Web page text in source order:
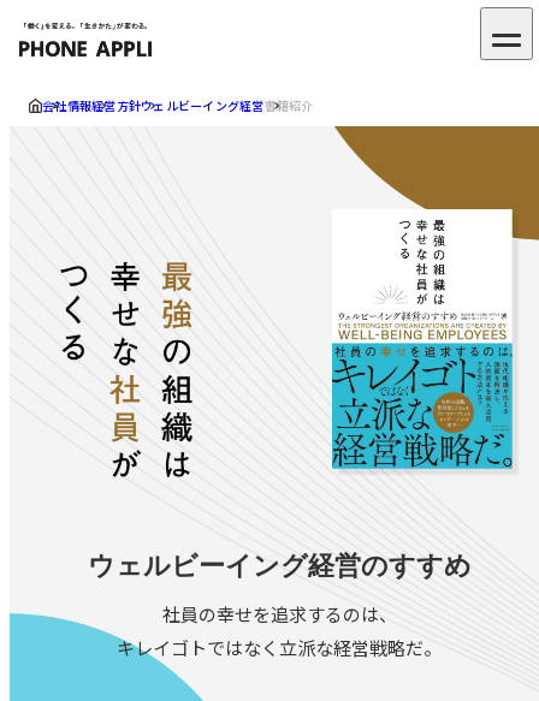
会社情報経営方針ウェルビーイング経営書籍紹介
ウェルビーイング経営のすすめ
社員の幸せを追求するのは、
キレイゴトではなく立派な経営戦略だ。